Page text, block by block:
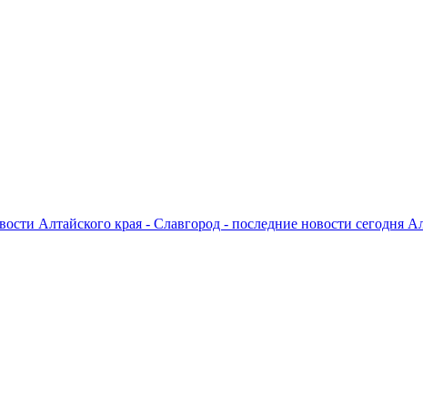
Алтайского края - Славгород - последние новости сегодня